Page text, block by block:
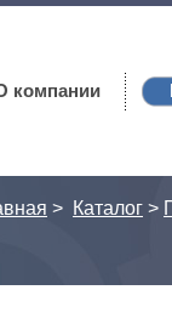
компании
> Каталог >